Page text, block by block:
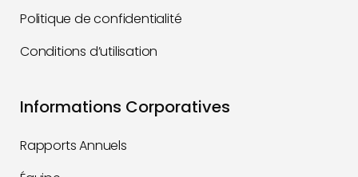
Politique de confidentialité
Conditions d’utilisation
Informations Corporatives
Rapports Annuels